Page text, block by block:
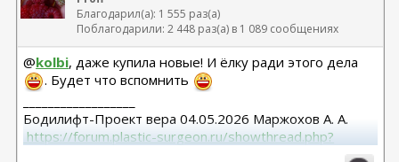
Благодарил(а): 1 555 раз(а)
Поблагодарили: 2 448 раз(а) в 1 089 сообщениях
@kolbi, даже купила новые! И ёлку ради этого дела
. Будет что вспомнить
Бодилифт-Проект вера 04.05.2026 Маржохов А. А.
https://forum.plastic-surgeon.ru/showthread.php?